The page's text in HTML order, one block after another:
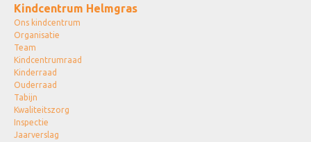
Kindcentrum Helmgras
Ons kindcentrum
Organisatie
Team
Kindcentrumraad
Kinderraad
Ouderraad
Tabijn
Kwaliteitszorg
Inspectie
Jaarverslag